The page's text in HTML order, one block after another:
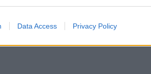
Data Access Privacy Policy